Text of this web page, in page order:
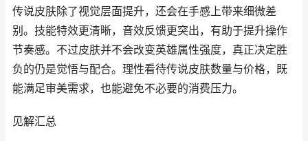
传说皮肤除了视觉层面提升，还会在手感上带来细微差
别。技能特效更清晰，音效反馈更突出，有助于提升操作
节奏感。不过皮肤并不会改变英雄属性强度，真正决定胜
负的仍是觉悟与配合。理性看待传说皮肤数量与价格，既
能满足审美需求，也能避免不必要的消费压力。
见解汇总